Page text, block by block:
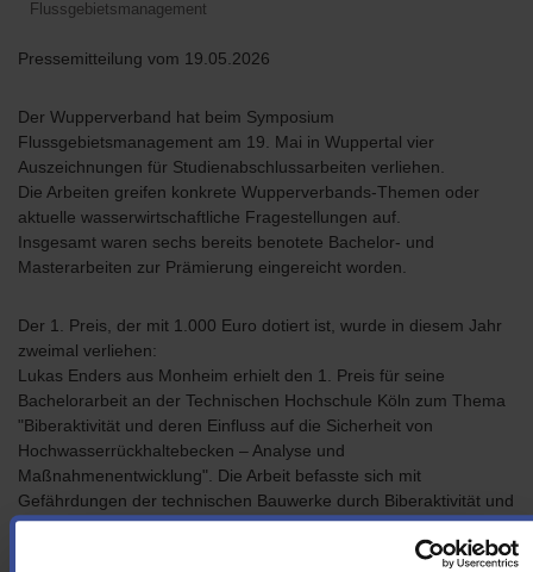
Flussgebietsmanagement
Pressemitteilung vom 19.05.2026
Der Wupperverband hat beim Symposium
Flussgebietsmanagement am 19. Mai in Wuppertal vier
Auszeichnungen für Studienabschlussarbeiten verliehen.
Die Arbeiten greifen konkrete Wupperverbands-Themen oder
aktuelle wasserwirtschaftliche Fragestellungen auf.
Insgesamt waren sechs bereits benotete Bachelor- und
Masterarbeiten zur Prämierung eingereicht worden.
Der 1. Preis, der mit 1.000 Euro dotiert ist, wurde in diesem Jahr
zweimal verliehen:
Lukas Enders aus Monheim erhielt den 1. Preis für seine
Bachelorarbeit an der Technischen Hochschule Köln zum Thema
"Biberaktivität und deren Einfluss auf die Sicherheit von
Hochwasserrückhaltebecken – Analyse und
Maßnahmenentwicklung". Die Arbeit befasste sich mit
Gefährdungen der technischen Bauwerke durch Biberaktivität und
zeigte mögliche Schutzmaßnahmen sowie auch den Bedarf an
klaren rechtlichen Rahmenbedingungen im Kontext zwischen